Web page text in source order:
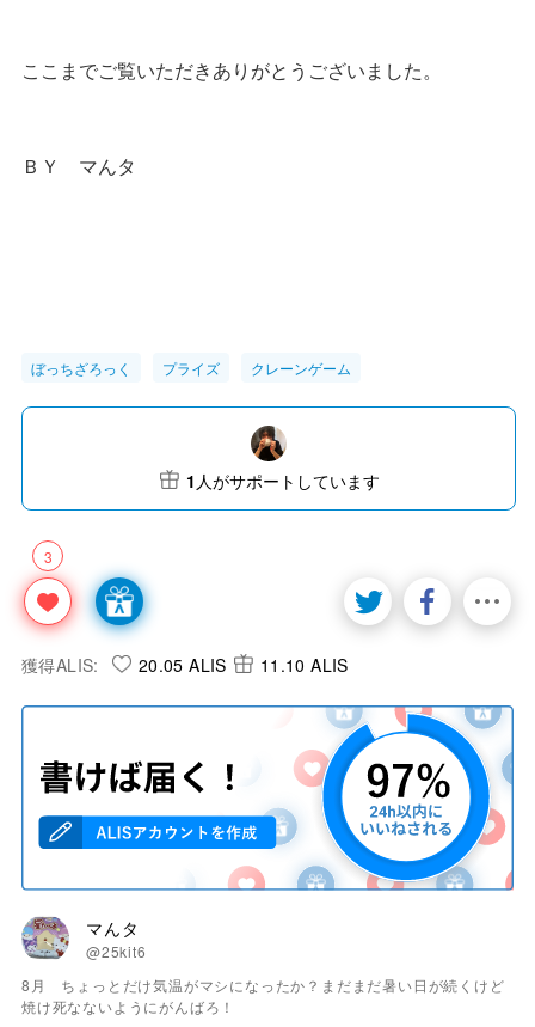
ここまでご覧いただきありがとうございました。
ＢＹ マんタ
ぼっちざろっく プライズ クレーンゲーム
3
1 人がサポートしています
獲得ALIS: 20.05 ALIS 11.10 ALIS
マんタ
@25kit6
8月 ちょっとだけ気温がマシになったか？まだまだ暑い日が続くけど
焼け死なないようにがんばろ！